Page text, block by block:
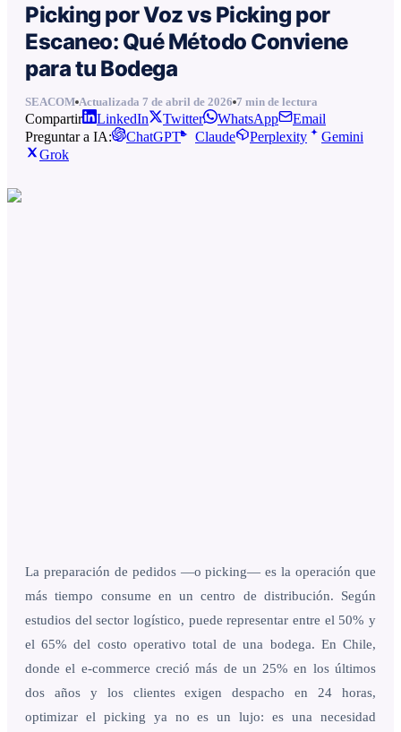
Picking por Voz vs Picking por
Escaneo: Qué Método Conviene
para tu Bodega
SEACOM Actualizada 7 de abril de 2026 7 min de lectura
Compartir LinkedIn Twitter WhatsApp
Email
Preguntar a IA:
ChatGPT Claude Perplexity
Gemini
Grok
La preparación de pedidos —o picking— es la operación que
más tiempo consume en un centro de distribución. Según
estudios del sector logístico, puede representar entre el 50% y
el 65% del costo operativo total de una bodega. En Chile,
donde el e-commerce creció más de un 25% en los últimos
dos años y los clientes exigen despacho en 24 horas,
optimizar el picking ya no es un lujo: es una necesidad